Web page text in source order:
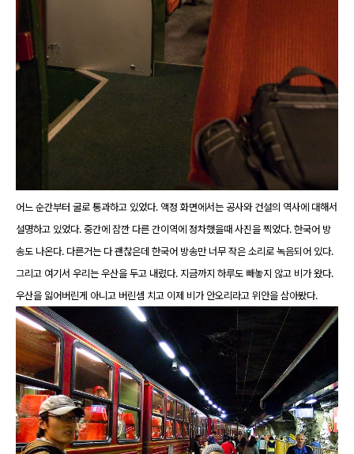
어느 순간부터 굴로 통과하고 있었다. 액정 화면에서는 공사와 건설의 역사에 대해서
설명하고 있었다. 중간에 잠깐 다른 간이역에 정차했을때 사진을 찍었다. 한국어 방
송도 나온다. 다른거는 다 괜찮은데 한국어 방송만 너무 작은 소리로 녹음되어 있다.
그리고 여기서 우리는 우산을 두고 내렸다. 지금까지 하루도 빼놓지 않고 비가 왔다.
우산을 잃어버린게 아니고 버린셈 치고 이제 비가 안오리라고 위안을 삼아봤다.